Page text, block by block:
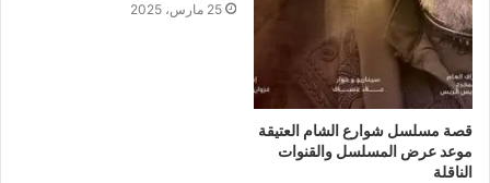
قصة مسلسل شوارع الشام العتيقة
موعد عرض المسلسل والقنوات
الناقلة
25 مارس، 2025